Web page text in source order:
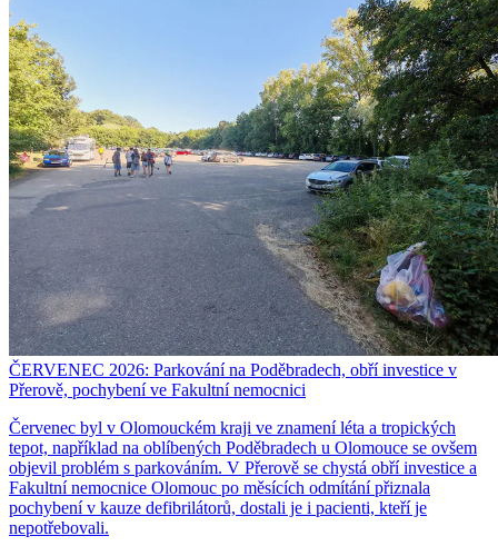
ČERVENEC 2026: Parkování na Poděbradech, obří investice v
Přerově, pochybení ve Fakultní nemocnici
Červenec byl v Olomouckém kraji ve znamení léta a tropických
tepot, například na oblíbených Poděbradech u Olomouce se ovšem
objevil problém s parkováním. V Přerově se chystá obří investice a
Fakultní nemocnice Olomouc po měsících odmítání přiznala
pochybení v kauze defibrilátorů, dostali je i pacienti, kteří je
nepotřebovali.